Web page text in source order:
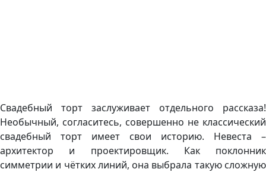
Свадебный торт заслуживает отдельного рассказа!
Необычный, согласитесь, совершенно не классический
свадебный торт имеет свои историю. Невеста –
архитектор и проектировщик. Как поклонник
симметрии и чётких линий, она выбрала такую сложную